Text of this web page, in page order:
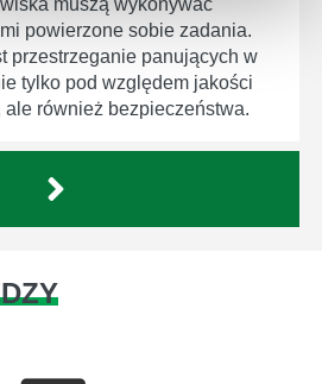
muszą wykonywać
powierzone sobie zadania.
przestrzeganie panujących w
tylko pod względem jakości
również bezpieczeństwa.